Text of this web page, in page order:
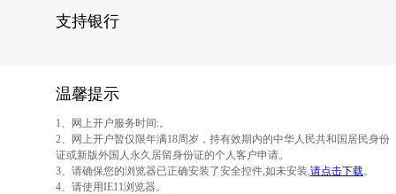
支持银行
温馨提示
1、网上开户服务时间:。
2、网上开户暂仅限年满18周岁，持有效期内的中华人民共和国居民身份
证或新版外国人永久居留身份证的个人客户申请。
3、请确保您的浏览器已正确安装了安全控件,如未安装,请点击下载。
4、请使用IE11浏览器。